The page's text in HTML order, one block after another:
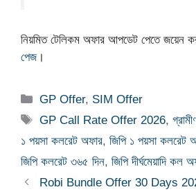
নিয়মিত টেলিকম অফার আপডেট পেতে জয়েন
পেজ।
Categories
GP Offer, SIM Offer
Tags
GP Call Rate Offer 2026,
১ পয়সা কলরেট অফার, জিপি ১ পয়সা কলরেট
জিপি কলরেট ৩৬৫ দিন, জিপি দীর্ঘমেয়াদি কল
Robi Bundle Offer 30 Days 2026